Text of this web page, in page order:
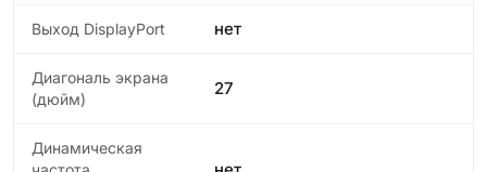
Выход DisplayPort нет
Диагональ экрана
(дюйм)
27
Динамическая